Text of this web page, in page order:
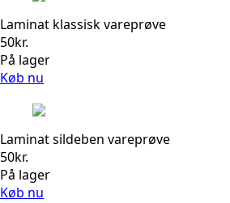
Laminat klassisk vareprøve
50kr.
På lager
Køb nu
Laminat sildeben vareprøve
50kr.
På lager
Køb nu